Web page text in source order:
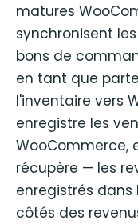
matures
synchronisent
bons de
en tant que
l'inventaire vers
enregistre les
WooCommerce,
récupère — les
enregistrés dans
côtés des